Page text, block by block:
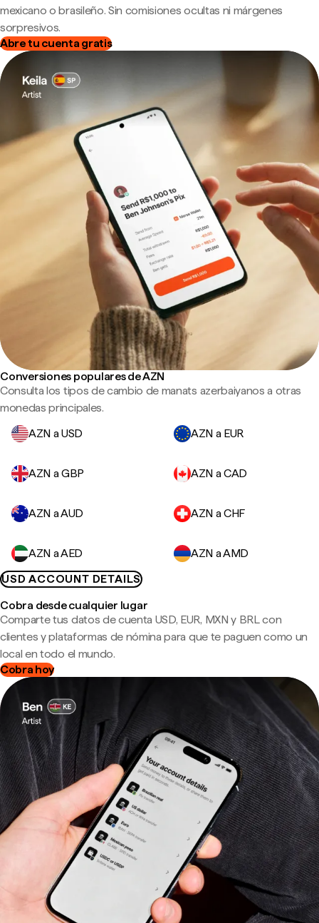
mexicano o brasileño. Sin comisiones ocultas ni márgenes
sorpresivos.
Abre tu cuenta gratis
Conversiones populares de AZN
Consulta los tipos de cambio de manats azerbaiyanos a otras
monedas principales.
AZN a USD
AZN a EUR
AZN a GBP AZN a CAD
AZN a AUD AZN a CHF
AZN a AED
AZN a AMD
USD ACCOUNT DETAILS
Cobra desde cualquier lugar
Comparte tus datos de cuenta USD, EUR, MXN y BRL con
clientes y plataformas de nómina para que te paguen como un
local en todo el mundo.
Cobra hoy